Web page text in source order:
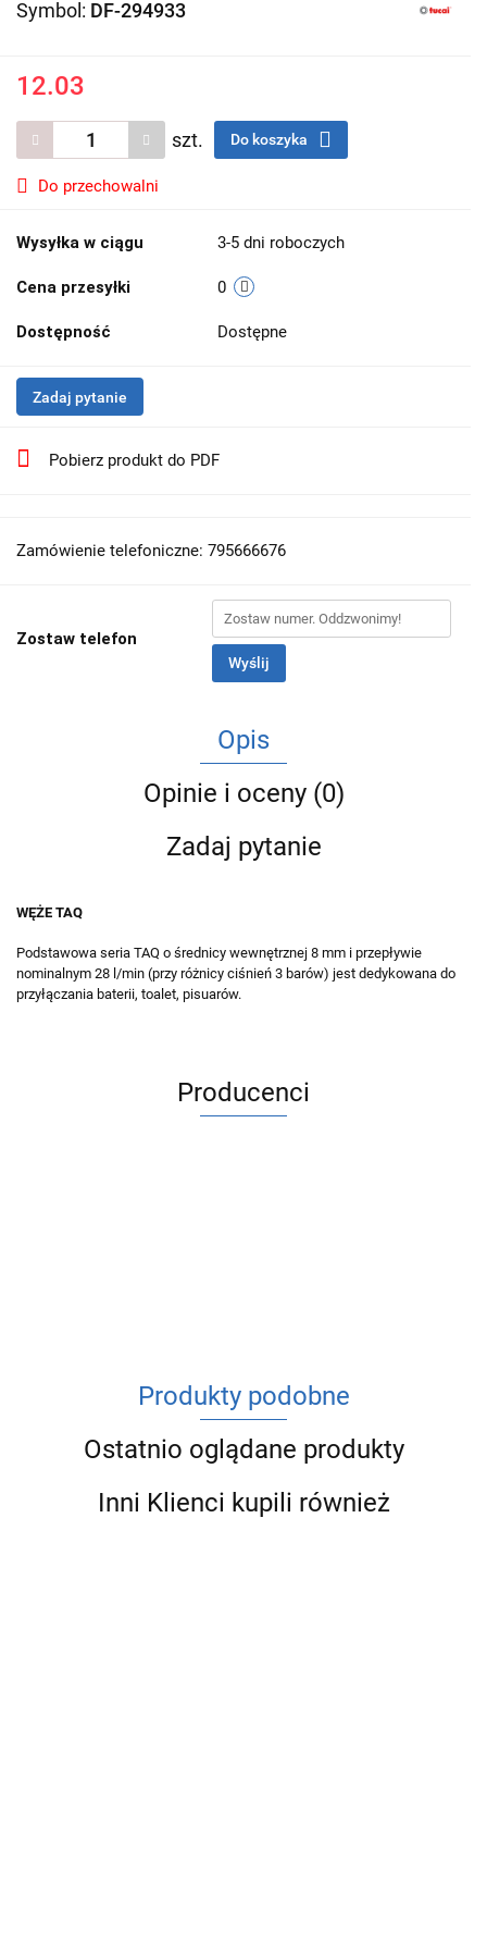
Symbol: DF-294933
12.03
szt. Do koszyka
Do przechowalni
Wysyłka w ciągu 3-5 dni roboczych
Cena przesyłki 0
Dostępność Dostępne
Zadaj pytanie
Pobierz produkt do PDF
Zamówienie telefoniczne: 795666676
Zostaw telefon
Wyślij
Opis
Opinie i oceny (0)
Zadaj pytanie
WĘŻE TAQ
Podstawowa seria TAQ o średnicy wewnętrznej 8 mm i przepływie
nominalnym 28 l/min (przy różnicy ciśnień 3 barów) jest dedykowana do
przyłączania baterii, toalet, pisuarów.
Producenci
Produkty podobne
Ostatnio oglądane produkty
Inni Klienci kupili również